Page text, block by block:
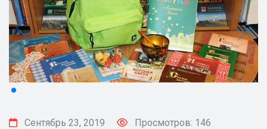
Сентябрь 23, 2019 Просмотров: 146